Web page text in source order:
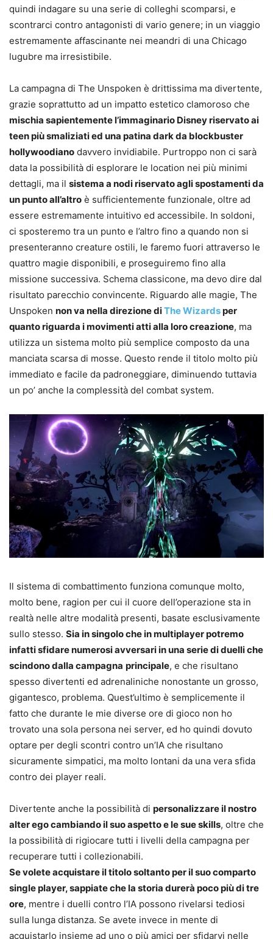
quindi indagare su una serie di colleghi scomparsi, e
scontrarci contro antagonisti di vario genere; in un viaggio
estremamente affascinante nei meandri di una Chicago
lugubre ma irresistibile.
La campagna di The Unspoken è drittissima ma divertente,
grazie soprattutto ad un impatto estetico clamoroso che
mischia sapientemente l’immaginario Disney riservato ai
teen più smaliziati ed una patina dark da blockbuster
hollywoodiano davvero invidiabile. Purtroppo non ci sarà
data la possibilità di esplorare le location nei più minimi
dettagli, ma il sistema a nodi riservato agli spostamenti da
un punto all’altro è sufficientemente funzionale, oltre ad
essere estremamente intuitivo ed accessibile. In soldoni,
ci sposteremo tra un punto e l’altro fino a quando non si
presenteranno creature ostili, le faremo fuori attraverso le
quattro magie disponibili, e proseguiremo fino alla
missione successiva. Schema classicone, ma devo dire dal
risultato parecchio convincente. Riguardo alle magie, The
Unspoken non va nella direzione diThe Wizardsper
quanto riguarda i movimenti atti alla loro creazione, ma
utilizza un sistema molto più semplice composto da una
manciata scarsa di mosse. Questo rende il titolo molto più
immediato e facile da padroneggiare, diminuendo tuttavia
un po’ anche la complessità del combat system.
Il sistema di combattimento funziona comunque molto,
molto bene, ragion per cui il cuore dell’operazione sta in
realtà nelle altre modalità presenti, basate esclusivamente
sullo stesso. Sia in singolo che in multiplayer potremo
infatti sfidare numerosi avversari in una serie di duelli che
scindono dalla campagna principale, e che risultano
spesso divertenti ed adrenaliniche nonostante un grosso,
gigantesco, problema. Quest’ultimo è semplicemente il
fatto che durante le mie diverse ore di gioco non ho
trovato una sola persona nei server, ed ho quindi dovuto
optare per degli scontri contro un’IA che risultano
sicuramente simpatici, ma molto lontani da una vera sfida
contro dei player reali.
Divertente anche la possibilità di personalizzare il nostro
alter ego cambiando il suo aspetto e le sue skills, oltre che
la possibilità di rigiocare tutti i livelli della campagna per
recuperare tutti i collezionabili.
Se volete acquistare il titolo soltanto per il suo comparto
single player, sappiate che la storia durerà poco più di tre
ore, mentre i duelli contro l’IA possono rivelarsi tediosi
sulla lunga distanza. Se avete invece in mente di
acquistarlo insieme ad uno o più amici per sfidarvi nelle